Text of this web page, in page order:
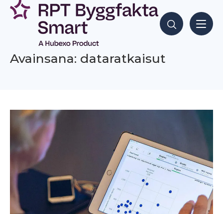
Siirry
sisältöön
Hae sisältöjä
Avainsana: dataratkaisut